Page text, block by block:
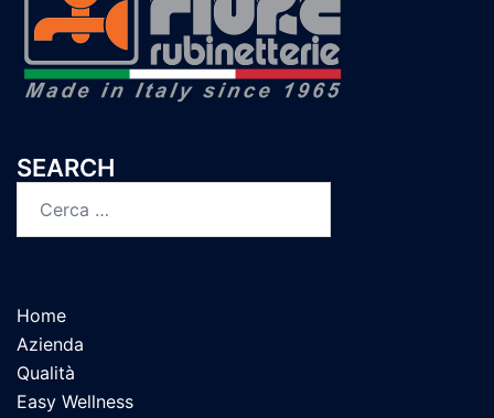
SEARCH
Home
Azienda
Qualità
Easy Wellness